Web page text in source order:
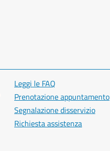
Leggi le FAQ
Prenotazione appuntamento
Segnalazione disservizio
Richiesta assistenza